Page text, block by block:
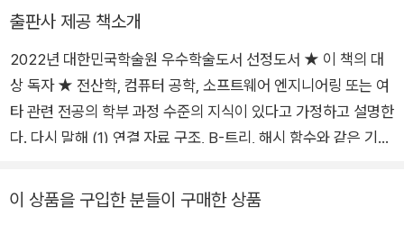
로는 검색 서비스를 뜻하는 광의의 검색엔진과 문서를 색인하고 질의
를 처리하는 시스템을 뜻하는 협의의 검색엔진으로 나눌 수 있을 것
같다. 다시 말해, 검색엔진(서비스)의 핵심에 검색엔진(시스템)이 자
리한다. 이제는 수많은 인터넷 서비스에서 검색이 필수 기능으로 여
겨진다. 여러분이 직접 검색엔진을 구현하지 않더라도, 어떤 방식으
할 수 있다. 동작 원리를 알면 좋은 활용법도 찾을 수 있으며, 새로운
사진 앱에도, 서점의 책 검색대에도, 패스트푸드점의 키오스크에도
들어가 있어서 하루에 한 번 이상은 꼭 무언가를 검색하게 되는 것 같
다.
이렇게 검색 기능이 여러 곳에서 다양하게 쓰이는 만큼 시중에는 편
리하게 쓸 수 있는 검색엔진 솔루션 및 오픈소스 툴이 많이 나와 있다.
개발자들은 실제 검색엔진이 구체적으로 어떤 원리로 어떻게 작동하
에 비교적 쉽게 추가할 수 있다.
출판사 제공 책소개
2022년 대한민국학술원 우수학술도서 선정도서 ★ 이 책의 대
상 독자 ★ 전산학, 컴퓨터 공학, 소프트웨어 엔지니어링 또는 여
타 관련 전공의 학부 과정 수준의 지식이 있다고 가정하고 설명한
다. 다시 말해 (1) 연결 자료 구조, B-트리, 해시 함수와 같은 기초
영체제, 디스크 장치, 메모리 관리, 파일 시스템 등에 익숙해야 한
이 상품을 구입한 분들이 구매한 상품